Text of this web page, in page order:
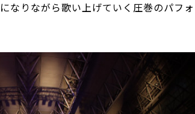
なりながら歌い上げていく圧巻のパフォ